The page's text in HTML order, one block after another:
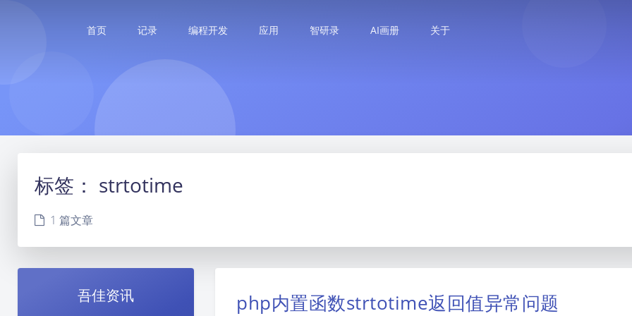
首页 记录 编程开发 应用 智研录 AI画册 关于
标签： strtotime
1 篇文章
吾佳资讯 php内置函数strtotime返回值异常问题